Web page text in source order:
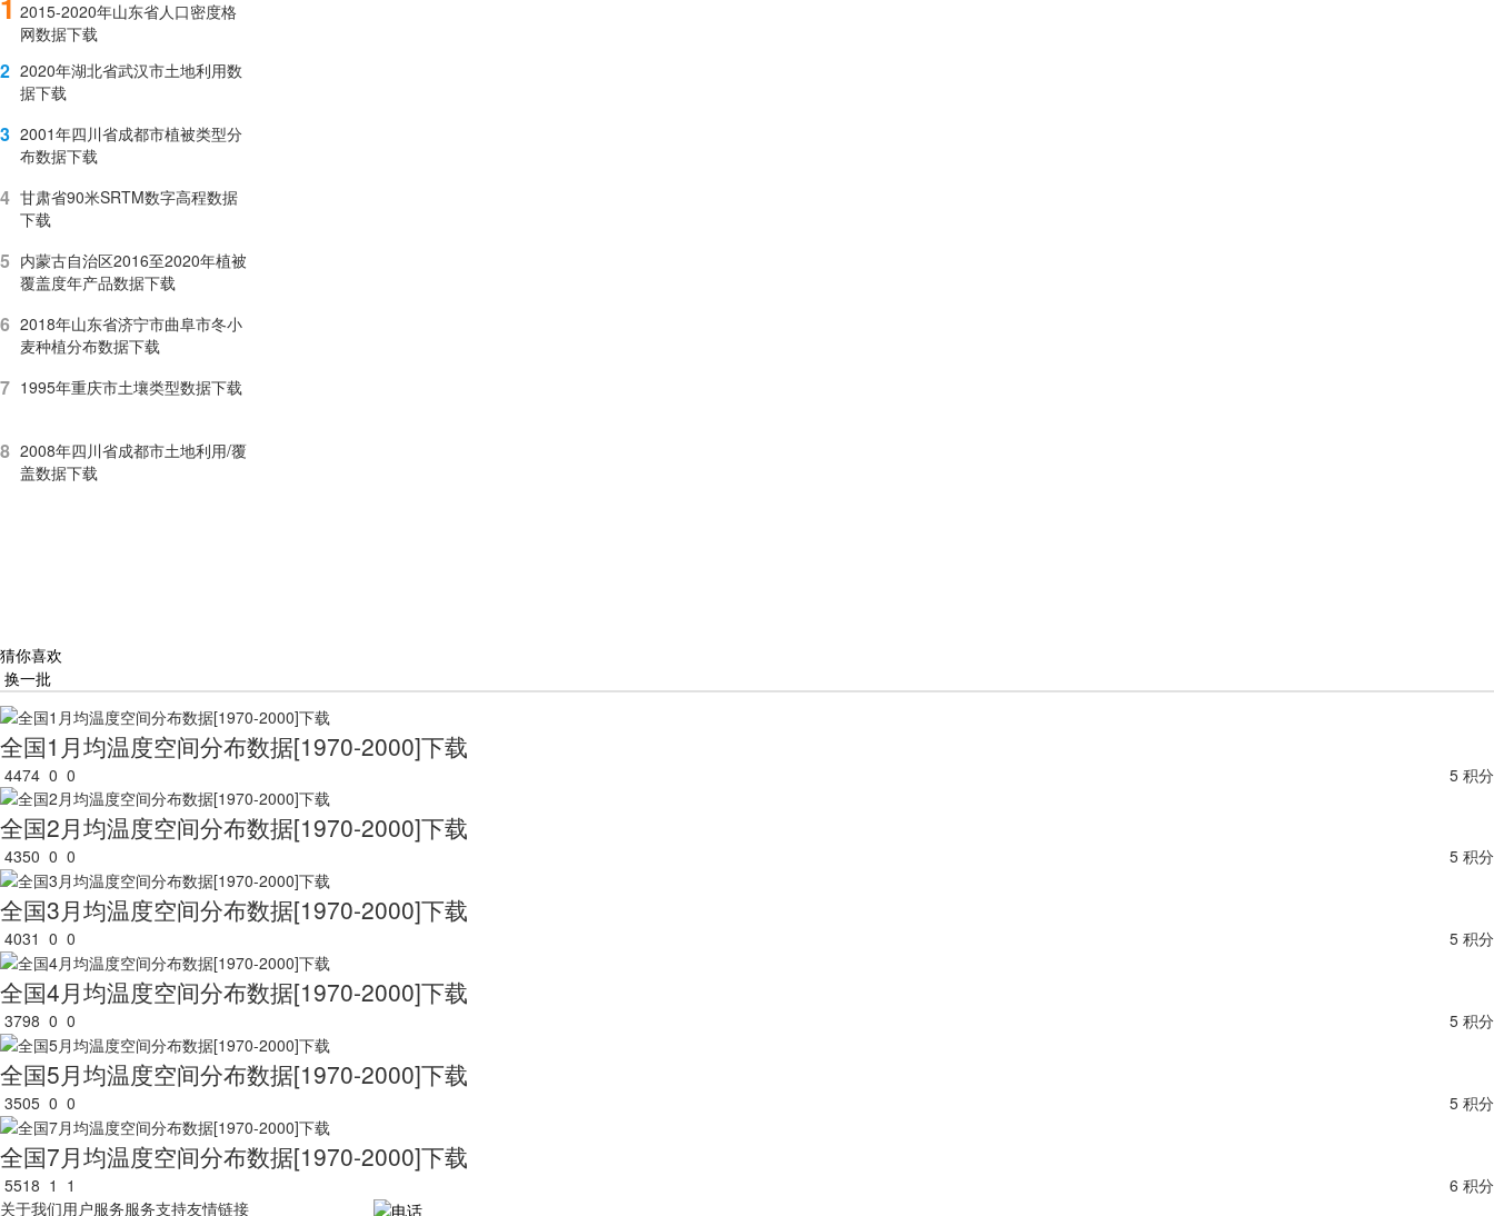
2015-2020年山东省人口密度格
网数据下载
2 2020年湖北省武汉市土地利用数
据下载
3 2001年四川省成都市植被类型分
布数据下载
4 甘肃省90米SRTM数字高程数据
下载
5 内蒙古自治区2016至2020年植被
覆盖度年产品数据下载
6 2018年山东省济宁市曲阜市冬小
麦种植分布数据下载
7 1995年重庆市土壤类型数据下载
8 2008年四川省成都市土地利用/覆
盖数据下载
猜你喜欢
换一批
全国1月均温度空间分布数据[1970-2000]下载
4474 0 0 5 积分
全国2月均温度空间分布数据[1970-2000]下载
4350 0 0 5 积分
全国3月均温度空间分布数据[1970-2000]下载
4031 0 0 5 积分
全国4月均温度空间分布数据[1970-2000]下载
3798 0 0 5 积分
全国5月均温度空间分布数据[1970-2000]下载
3505 0 0 5 积分
全国7月均温度空间分布数据[1970-2000]下载
5518 1 1
6 积分
关于我们用户服务服务支持友情链接